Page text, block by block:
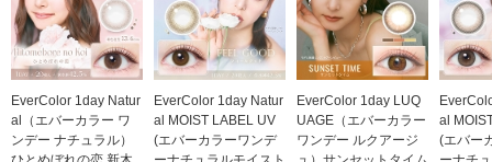
EverColor 1day Natur
al（エバーカラー ワ
ンデー ナチュラル）
EverColor 1day Natur
al MOIST LABEL UV
(エバーカラーワンデ
EverColor 1day LUQ
UAGE（エバーカラー
ワンデー ルクアージ
al
(エバー